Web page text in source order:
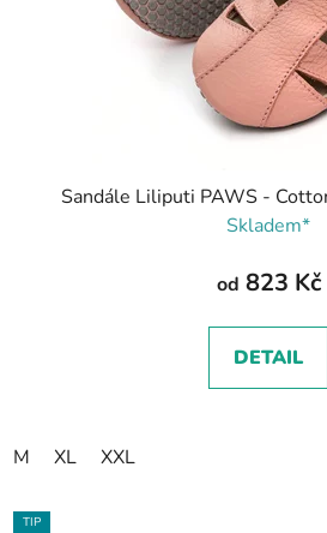
Sandále Liliputi PAWS -
Skladem*
od 823 Kč
DETAIL
M XL XXL
TIP